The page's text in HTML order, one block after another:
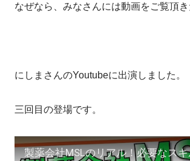
なぜなら、みなさんには動画をご覧頂き
にしまさんのYoutubeに出演しました。
三回目の登場です。